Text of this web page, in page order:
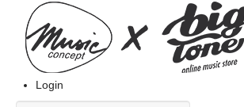
Login